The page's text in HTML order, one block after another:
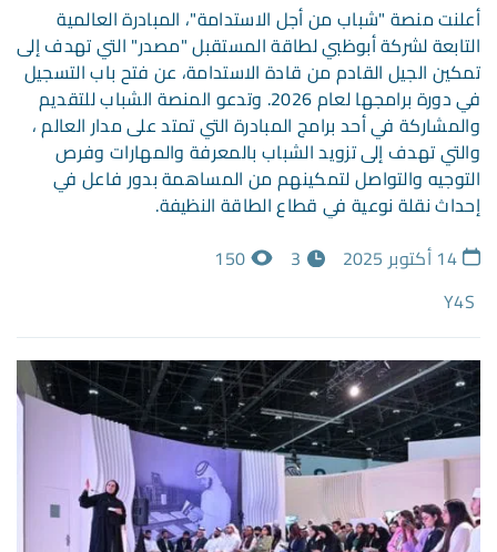
أعلنت منصة "شباب من أجل الاستدامة"، المبادرة العالمية
التابعة لشركة أبوظبي لطاقة المستقبل "مصدر" التي تهدف إلى
تمكين الجيل القادم من قادة الاستدامة، عن فتح باب التسجيل
في دورة برامجها لعام 2026. وتدعو المنصة الشباب للتقديم
والمشاركة في أحد برامج المبادرة التي تمتد على مدار العالم ،
والتي تهدف إلى تزويد الشباب بالمعرفة والمهارات وفرص
التوجيه والتواصل لتمكينهم من المساهمة بدور فاعل في
إحداث نقلة نوعية في قطاع الطاقة النظيفة.
14 أكتوبر 2025
3
150
Y4S